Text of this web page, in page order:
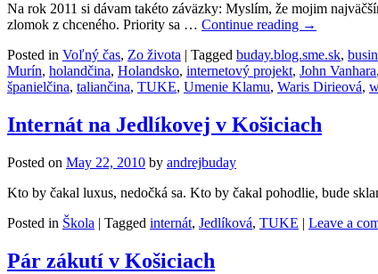
Na rok 2011 si dávam takéto záväzky: Myslím, že mojim
zlomok z chceného. Priority sa … Continue reading →
Posted in Voľný čas, Zo života | Tagged buday.blog.sme.sk,
Murín, holandčina, Holandsko, internetový projekt, John Vanhara,
španielčina, taliančina, TUKE, Umenie Klamu, Waris Dirieová,
Internát na Jedlíkovej v Košiciach
Posted on May 22, 2010 by andrejbuday
Kto by čakal luxus, nedočká sa. Kto by čakal pohodlie, bude
Posted in Škola | Tagged internát, Jedlíková, TUKE | Leave a
Pár zákutí v Košiciach